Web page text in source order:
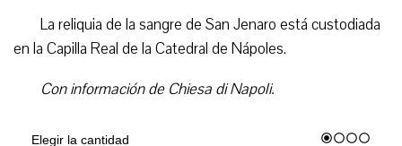
La reliquia de la sangre de San Jenaro está custodiada
en la Capilla Real de la Catedral de Nápoles.
Con información de Chiesa di Napoli.